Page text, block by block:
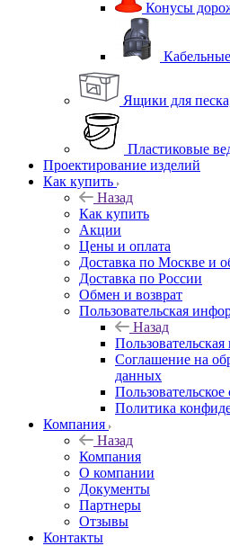
Конусы
Ящики для
Пластиковые
Проектирование изделий
Как купить
Назад
Как купить
Акции
Цены и оплата
Доставка по Москве и
Доставка по России
Обмен и возврат
Пользовательская
Назад
Соглашение на
данных
Политика
Компания
Назад
Компания
О компании
Документы
Партнеры
Отзывы
Контакты